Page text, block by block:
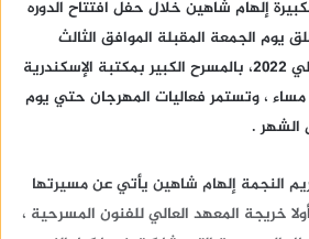
إلهام شاهين خلال حفل افتتاح الدوره
يوم الجمعة المقبلة الموافق الثالث
والعشرين من سبتمبر الحالي ٢٠٢٢، بالمسرح الكبير بمكتبة الإسكندرية
، وتستمر فعاليات المهرجان حتي يوم
الشهر .
النجمة إلهام شاهين يأتي عن مسيرتها
خريجة المعهد العالي للفنون المسرحية ،